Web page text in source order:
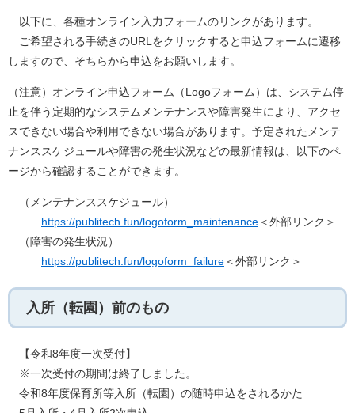
以下に、各種オンライン入力フォームのリンクがあります。
ご希望される手続きのURLをクリックすると申込フォームに遷移
しますので、そちらから申込をお願いします。
（注意）オンライン申込フォーム（Logoフォーム）は、システム停
止を伴う定期的なシステムメンテナンスや障害発生により、アクセ
スできない場合や利用できない場合があります。予定されたメンテ
ナンススケジュールや障害の発生状況などの最新情報は、以下のペ
ージから確認することができます。
（メンテナンススケジュール）
https://publitech.fun/logoform_maintenance＜外部リンク＞
（障害の発生状況）
https://publitech.fun/logoform_failure＜外部リンク＞
入所（転園）前のもの
【令和8年度一次受付】
※一次受付の期間は終了しました。
令和8年度保育所等入所（転園）の随時申込をされるかた